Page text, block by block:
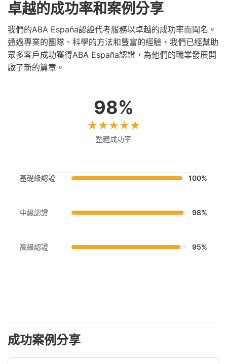
卓越的成功率和案例分享
我們的ABA España認證代考服務以卓越的成功率而聞名。
通過專業的團隊、科學的方法和豐富的經驗，我們已經幫助
眾多客戶成功獲得ABA España認證，為他們的職業發展開
啟了新的篇章。
98%
整體成功率
基礎級認證 100%
中級認證 98%
高級認證 95%
成功案例分享